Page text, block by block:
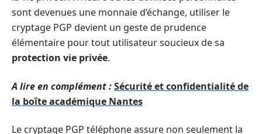
sont devenues une monnaie d’échange, utiliser le
cryptage PGP devient un geste de prudence
élémentaire pour tout utilisateur soucieux de sa
protection vie privée.
A lire en complément :Sécurité et confidentialité de
la boîte académique Nantes
Le cryptage PGP téléphone assure non seulement la